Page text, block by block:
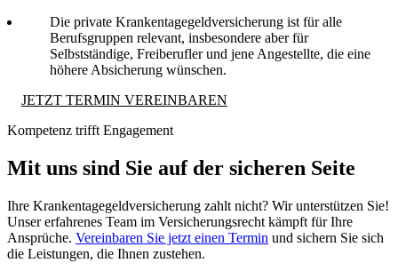
Die private Krankentagegeldversicherung ist für alle
Berufsgruppen relevant, insbesondere aber für
Selbstständige, Freiberufler und jene Angestellte, die eine
höhere Absicherung wünschen.
JETZT TERMIN VEREINBAREN
Kompetenz trifft Engagement
Mit uns sind Sie auf der sicheren Seite
Ihre Krankentagegeldversicherung zahlt nicht? Wir unterstützen Sie!
Unser erfahrenes Team im Versicherungsrecht kämpft für Ihre
Ansprüche. Vereinbaren Sie jetzt einen Termin und sichern Sie sich
die Leistungen, die Ihnen zustehen.